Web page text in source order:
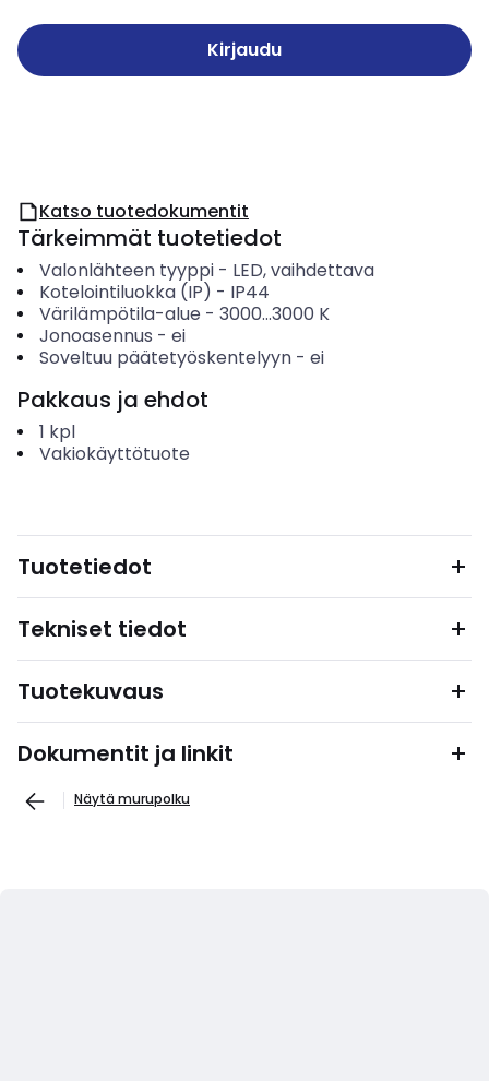
Kirjaudu
Katso tuotedokumentit
Tärkeimmät tuotetiedot
Valonlähteen tyyppi- LED, vaihdettava
Kotelointiluokka (IP) - IP44
Värilämpötila-alue - 3000...3000 K
Jonoasennus - ei
Soveltuu päätetyöskentelyyn- ei
Pakkaus ja ehdot
1 kpl
Vakiokäyttötuote
Tuotetiedot
Tekniset tiedot
Tuotekuvaus
Dokumentit ja linkit
Näytä murupolku